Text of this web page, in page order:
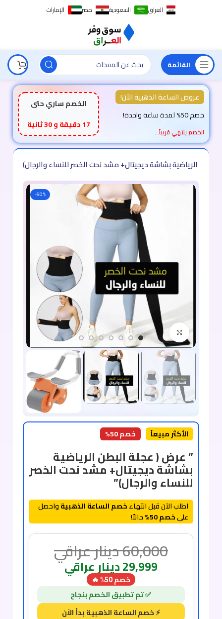
العراق السعودية مصر الإمارات
القائمة
عروض الساعة الذهبية الآن!
خصم 50% لمدة ساعة واحدة!
الخصم ينتهي قريباً…
الخصم ساري حتى
17 دقيقة و 29 ثانية
-50%
اضغط للتكبير
الأكثر مبيعاً خصم 50%
” عرض ( عجلة البطن الرياضية
بشاشة ديجيتال+ مشد نحت الخصر
للنساء والرجال)”
اطلب الآن قبل انتهاءخصم الساعة الذهبيةواحصل
علىخصم 50% حالاً!
60,000دينار عراقي
29,999دينار عراقي
خصم 50% 🔥